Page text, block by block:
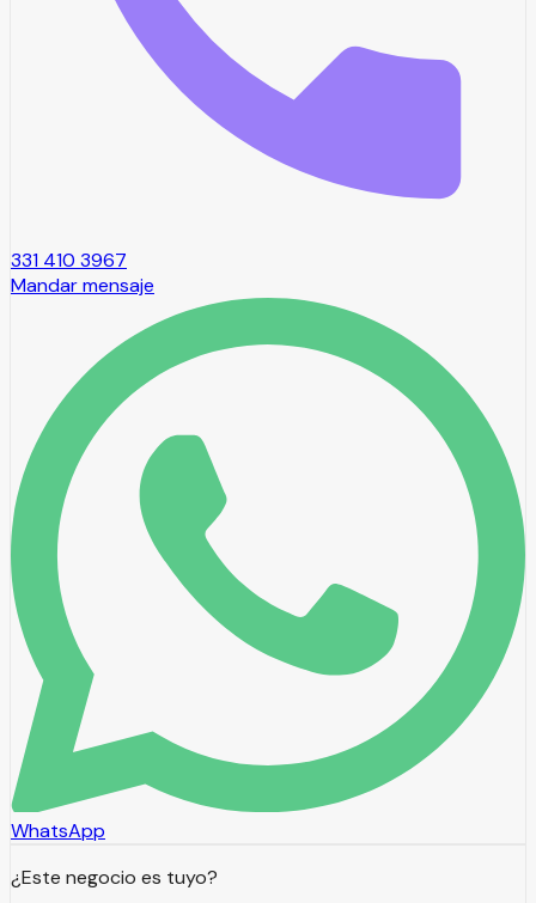
331 410 3967
Mandar mensaje
WhatsApp
¿Este negocio es tuyo?